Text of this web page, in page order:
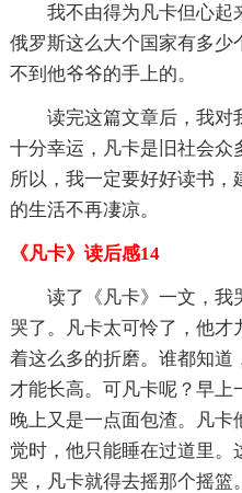
我不由得为凡卡但心起
俄罗斯这么大个国家有多少
不到他爷爷的手上的。
读完这篇文章后，我对
十分幸运，凡卡是旧社会众
所以，我一定要好好读书
的生活不再凄凉。
《凡卡》读后感14
读了《凡卡》一文，我
哭了。凡卡太可怜了，他才
着这么多的折磨。谁都知道
才能长高。可凡卡呢？早上
晚上又是一点面包渣。凡
觉时，他只能睡在过道里。
哭，凡卡就得去摇那个摇篮